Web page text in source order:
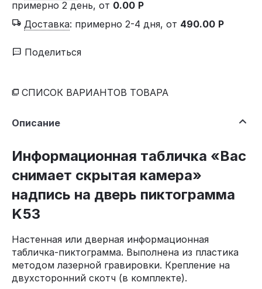
примерно 2 день, от 0.00 Р
Доставка: примерно 2-4 дня, от 490.00 Р
Поделиться
СПИСОК ВАРИАНТОВ ТОВАРА
Описание
Информационная табличка «Вас
снимает скрытая камера»
надпись на дверь пиктограмма
K53
Настенная или дверная информационная
табличка-пиктограмма. Выполнена из пластика
методом лазерной гравировки. Крепление на
двухсторонний скотч (в комплекте).